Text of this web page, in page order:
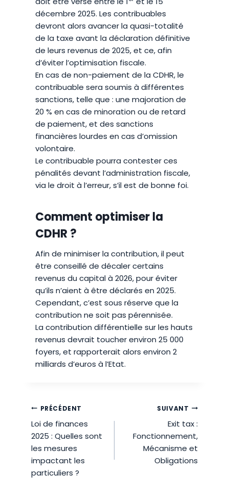
décembre 2025. Les contribuables
devront alors avancer la quasi-totalité
de la taxe avant la déclaration définitive
de leurs revenus de 2025, et ce, afin
d’éviter l’optimisation fiscale.
En cas de non-paiement de la CDHR, le
contribuable sera soumis à différentes
sanctions, telle que : une majoration de
20 % en cas de minoration ou de retard
de paiement, et des sanctions
financières lourdes en cas d’omission
volontaire.
Le contribuable pourra contester ces
pénalités devant l’administration fiscale,
via le droit à l’erreur, s’il est de bonne foi.
Comment optimiser la
CDHR ?
Afin de minimiser la contribution, il peut
être conseillé de décaler certains
revenus du capital à 2026, pour éviter
qu’ils n’aient à être déclarés en 2025.
Cependant, c’est sous réserve que la
contribution ne soit pas pérennisée.
La contribution différentielle sur les hauts
revenus devrait toucher environ 25 000
foyers, et rapporterait alors environ 2
milliards d’euros à l’Etat.
Navigation
de
l’article
PRÉCÉDENT
Loi de finances
2025 : Quelles sont
les mesures
impactant les
particuliers ?
SUIVANT
Exit tax :
Fonctionnement,
Mécanisme et
Obligations